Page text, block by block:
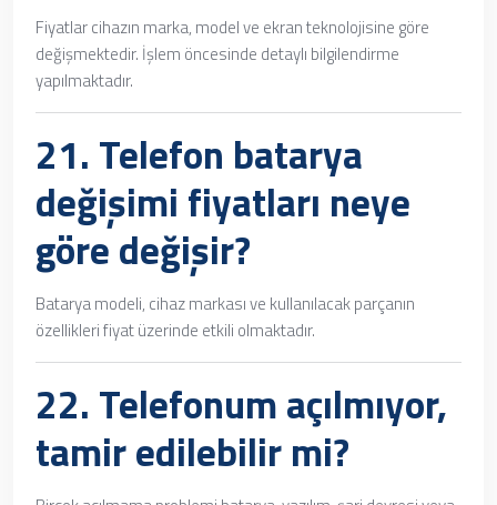
Fiyatlar cihazın marka, model ve ekran teknolojisine göre
değişmektedir. İşlem öncesinde detaylı bilgilendirme
yapılmaktadır.
21. Telefon batarya
değişimi fiyatları neye
göre değişir?
Batarya modeli, cihaz markası ve kullanılacak parçanın
özellikleri fiyat üzerinde etkili olmaktadır.
22. Telefonum açılmıyor,
tamir edilebilir mi?